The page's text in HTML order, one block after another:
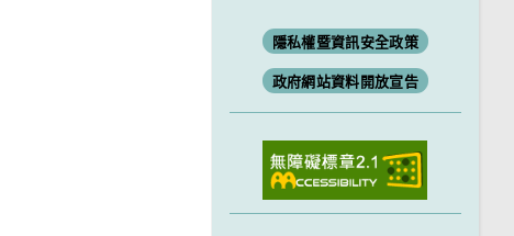
隱私權暨資訊安全政策
政府網站資料開放宣告